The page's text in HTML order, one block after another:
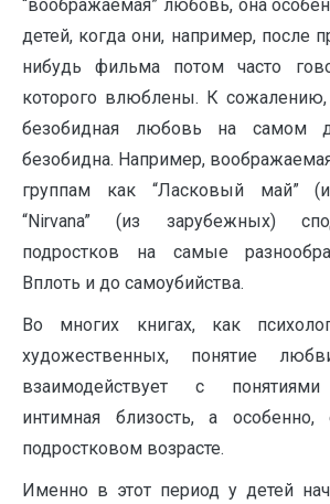
“воображаемая” любовь, она
детей, когда они, например, после
нибудь фильма потом часто
которого влюблены. К
безобидная любовь на самом
безобидна. Например,
группам как “Ласковый май”
“Nirvana” (из зарубежных)
подростков на самые
Вплоть и до самоубийства.
Во многих книгах, как
художественных, понятие
взаимодействует с понятиями
интимная близость, а
подростковом возрасте.
Именно в этот период у детей